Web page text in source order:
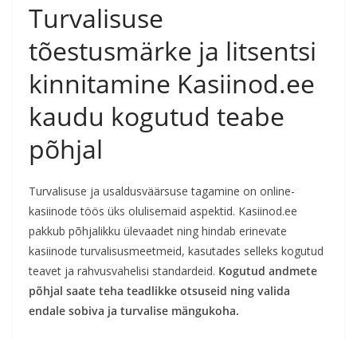
Turvalisuse
tõestusmärke ja litsentsi
kinnitamine Kasiinod.ee
kaudu kogutud teabe
põhjal
Turvalisuse ja usaldusväärsuse tagamine on online-
kasiinode töös üks olulisemaid aspektid. Kasiinod.ee
pakkub põhjalikku ülevaadet ning hindab erinevate
kasiinode turvalisusmeetmeid, kasutades selleks kogutud
teavet ja rahvusvahelisi standardeid. Kogutud andmete
põhjal saate teha teadlikke otsuseid ning valida
endale sobiva ja turvalise mängukoha.